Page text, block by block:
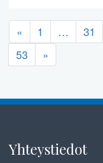
« 1 … 31
53
»
Yhteystiedot